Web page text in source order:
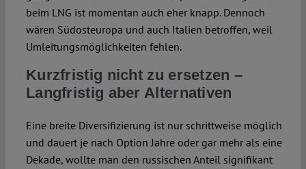
beim LNG ist momentan auch eher knapp. Dennoch
wären Südost­europa und auch Italien betroffen, weil
Umleitungsmöglichkeiten feh­len.
Kurzfristig nicht zu ersetzen –
Langfristig aber Alternativen
Eine breite Diversifizierung ist nur schritt­weise möglich
und dauert je nach Option Jahre oder gar mehr als eine
Dekade, wollte man den russischen Anteil signifikant